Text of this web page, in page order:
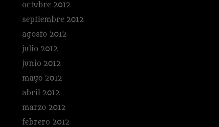
octubre 2012
septiembre 2012
agosto 2012
julio 2012
junio 2012
mayo 2012
abril 2012
marzo 2012
febrero 2012